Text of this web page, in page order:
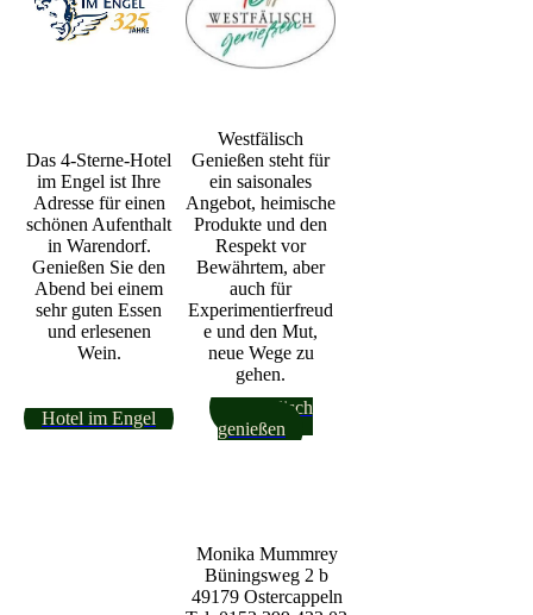
Das 4-Sterne-Hotel
im Engel ist Ihre
Adresse für einen
schönen Aufenthalt
in Warendorf.
Genießen Sie den
Abend bei einem
sehr guten Essen
und erlesenen
Wein.
Westfälisch
Genießen steht für
ein saisonales
Angebot, heimische
Produkte und den
Respekt vor
Bewährtem, aber
auch für
Experimentierfreud
e und den Mut,
neue Wege zu
gehen.
Hotel im Engel
Westfälisch
genießen
Monika Mummrey
Büningsweg 2 b
49179 Ostercappeln